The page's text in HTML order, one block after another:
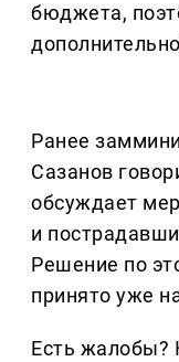
бюджета,
Ранее
Сазанов
обсуждает
и
Решение по
принято уже
Есть жалобы?